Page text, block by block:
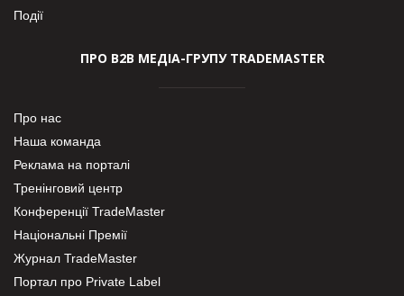
Події
ПРО В2В МЕДІА-ГРУПУ TRADEMASTER
Про нас
Наша команда
Реклама на порталі
Тренінговий центр
Конференції TradeMaster
Національні Премії
Журнал TradeMaster
Портал про Private Label